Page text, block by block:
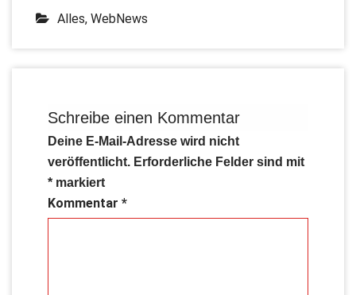
Alles, WebNews
Schreibe einen Kommentar
Deine E-Mail-Adresse wird nicht
veröffentlicht. Erforderliche Felder sind mit
* markiert
Kommentar *